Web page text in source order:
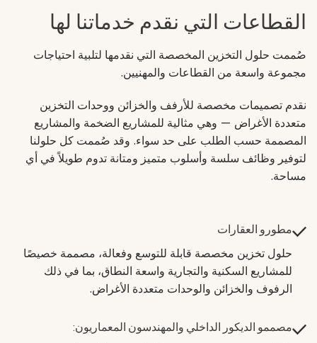
القطاعات التي نقدم خدماتنا لها
صُممت حلول التخزين المخصصة التي نقدمها لتلبية احتياجات
مجموعة واسعة من القطاعات والمهنيين.
نقدم تصميمات مخصصة للأرفف والخزائن ووحدات التخزين
متعددة الأغراض — وهي مثالية للمشاريع الضخمة والمشاريع
المصممة حسب الطلب على حد سواء. وقد صُممت كل حلولنا
لتوفير وظائف سلسة وأسلوب متميز ومتانة تدوم طويلاً في أي
مساحة.
مطورو العقارات
حلول تخزين مخصصة قابلة للتوسع وفعالة، مصممة خصيصًا
للمشاريع السكنية والتجارية واسعة النطاق، بما في ذلك
الرفوف والخزائن والوحدات متعددة الأغراض.
مصممو الديكور الداخلي والمهندسون المعماريون: